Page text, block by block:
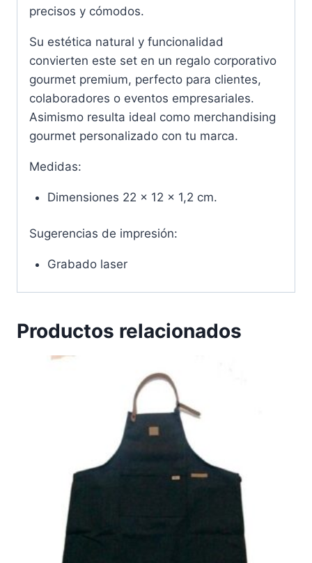
precisos y cómodos.
Su estética natural y funcionalidad
convierten este set en un regalo corporativo
gourmet premium, perfecto para clientes,
colaboradores o eventos empresariales.
Asimismo resulta ideal como merchandising
gourmet personalizado con tu marca.
Medidas:
Dimensiones 22 x 12 x 1,2 cm.
Sugerencias de impresión:
Grabado laser
Productos relacionados